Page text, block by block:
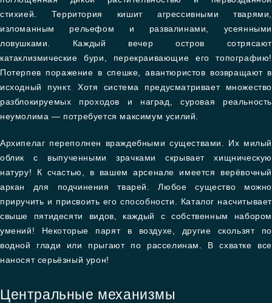
стихией. Территория кишит агрессивными тварями,
изломанным рельефом и развалинами, усеянными
ловушками. Каждый вечер остров сотрясают
катаклизмические бури, перекраивающие его топографию!
Потерпев поражение в спешке, авантюристов возвращают в
исходный пункт. Хотя система предусматривает множество
разблокируемых проходов и наград, суровая реальность
неумолима — потребуется максимум усилий.
Архипелаг переполнен враждебными существами. Их милый
облик с выпученными зрачками скрывает хищническую
натуру! К счастью, в вашем арсенале имеется верёвочный
аркан для подчинения тварей. Любое существо можно
приручить и присвоить его способности. Каталог насчитывает
свыше пятидесяти видов, каждый с собственным набором
умений! Некоторые парят в воздухе, другие скользят по
водной глади или прыгают по расселинам. В схватке все
наносят серьёзный урон!
Центральные механизмы